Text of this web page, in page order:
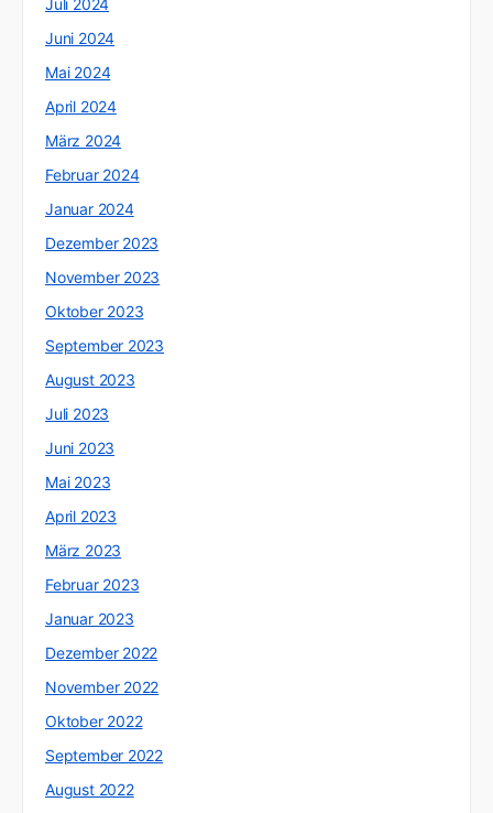
Juli 2024
Juni 2024
Mai 2024
April 2024
März 2024
Februar 2024
Januar 2024
Dezember 2023
November 2023
Oktober 2023
September 2023
August 2023
Juli 2023
Juni 2023
Mai 2023
April 2023
März 2023
Februar 2023
Januar 2023
Dezember 2022
November 2022
Oktober 2022
September 2022
August 2022